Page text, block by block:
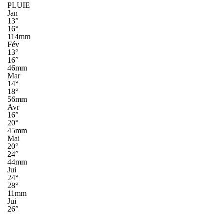
PLUIE
Jan
13°
16°
114mm
Fév
13°
16°
46mm
Mar
14°
18°
56mm
Avr
16°
20°
45mm
Mai
20°
24°
44mm
Jui
24°
28°
11mm
Jui
26°